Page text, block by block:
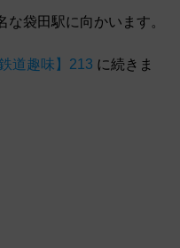
袋田駅に向かいます。
道趣味】213 に続きま